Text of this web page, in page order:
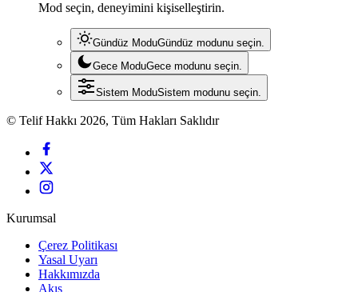
Mod seçin, deneyimini kişiselleştirin.
Gündüz ModuGündüz modunu seçin.
Gece ModuGece modunu seçin.
Sistem ModuSistem modunu seçin.
© Telif Hakkı 2026, Tüm Hakları Saklıdır
Kurumsal
Çerez Politikası
Yasal Uyarı
Hakkımızda
Akış